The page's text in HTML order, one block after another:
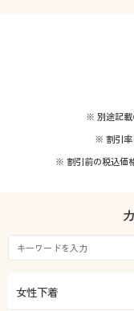
※ 別途記載
※ 割引率
※ 割引前の税込価
女性下着